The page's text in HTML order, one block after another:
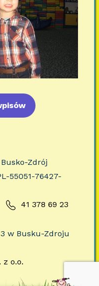
Zdrój
55051-76427-
41 378 69 23
w Busku-Zdroju
z o.o.